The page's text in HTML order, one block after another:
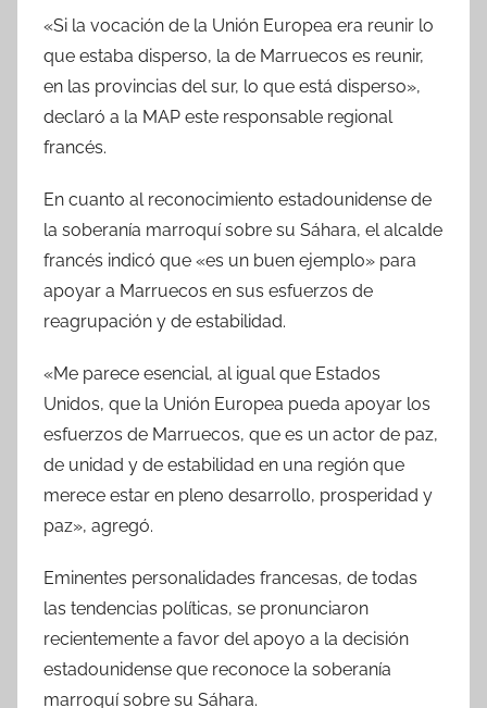
«Si la vocación de la Unión Europea era reunir lo
que estaba disperso, la de Marruecos es reunir,
en las provincias del sur, lo que está disperso»,
declaró a la MAP este responsable regional
francés.
En cuanto al reconocimiento estadounidense de
la soberanía marroquí sobre su Sáhara, el alcalde
francés indicó que «es un buen ejemplo» para
apoyar a Marruecos en sus esfuerzos de
reagrupación y de estabilidad.
«Me parece esencial, al igual que Estados
Unidos, que la Unión Europea pueda apoyar los
esfuerzos de Marruecos, que es un actor de paz,
de unidad y de estabilidad en una región que
merece estar en pleno desarrollo, prosperidad y
paz», agregó.
Eminentes personalidades francesas, de todas
las tendencias políticas, se pronunciaron
recientemente a favor del apoyo a la decisión
estadounidense que reconoce la soberanía
marroquí sobre su Sáhara.